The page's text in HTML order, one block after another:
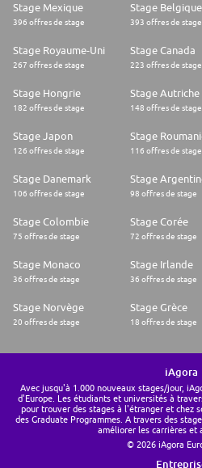
Stage Mexique
396 offres de stage
Stage Belgique
393 offres de stage
Stage Royaume-Uni
267 offres de stage
Stage Canada
223 offres de stage
Stage Hongrie
182 offres de stage
Stage Autriche
148 offres de stage
Stage Japon
126 offres de stage
Stage
116 offres de stage
Stage Danemark
106 offres de stage
Stage
98 offres de stage
Stage Colombie
75 offres de stage
Stage Corée
72 offres de stage
Stage Monaco
36 offres de stage
Stage Irlande
36 offres de stage
Stage Norvège
20 offres de stage
Stage Grèce
18 offres de stage
iAgora
Avec jusqu'à 1.000 nouveaux stages/jour,
d'Europe. Les étudiants et universités à
pour trouver des stages à l'étranger et chez
des Graduate Programmes. A travers des
améliorer les carrières et
© 2026 iAgora